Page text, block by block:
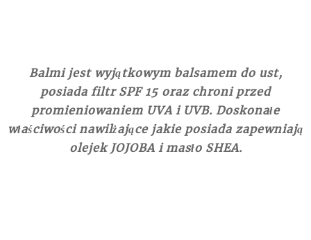
Balmi jest wyjątkowym balsamem do ust,
posiada filtr SPF 15 oraz chroni przed
promieniowaniem UVA i UVB. Doskonałe
właściwości nawilżające jakie posiada zapewniają
olejek JOJOBA i masło SHEA.